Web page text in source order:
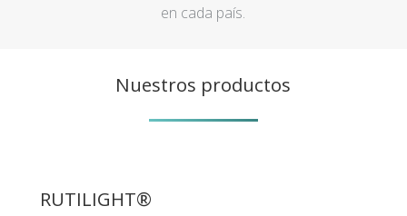
en cada país.
Nuestros productos
RUTILIGHT®